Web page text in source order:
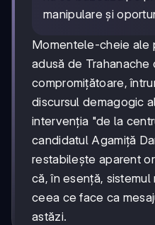
manipulare și
Momentele-cheie ale
adusă de Trahanache
compromițătoare,
discursul demagogic
intervenția "de la
candidatul Agamiță
restabilește aparent
că, în esență, sistemul
ceea ce face ca
astăzi.